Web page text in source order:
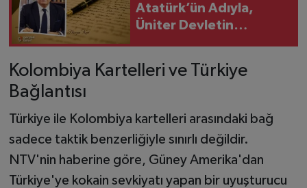
Atatürk’ün Adıyla,
Üniter Devletin
Kolombiya Kartelleri ve Türkiye
Bağlantısı
Türkiye ile Kolombiya kartelleri arasındaki bağ
sadece taktik benzerliğiyle sınırlı değildir.
NTV'nin haberine göre, Güney Amerika'dan
Türkiye'ye kokain sevkiyatı yapan bir uyuşturucu